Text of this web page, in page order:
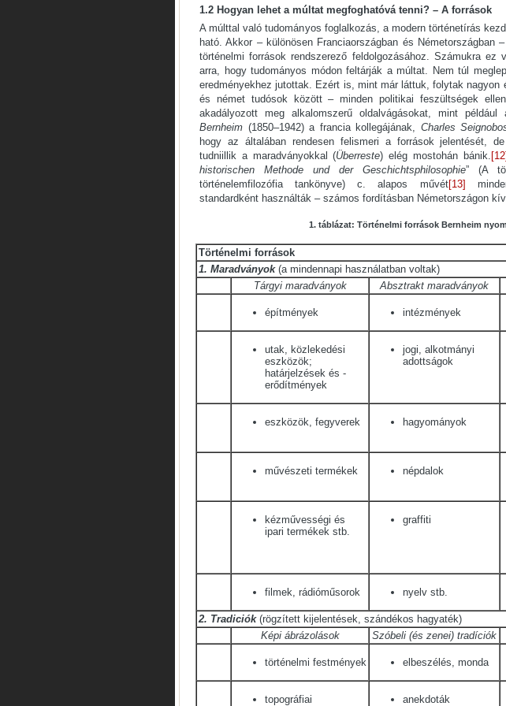
1.2 Hogyan lehet a múltat megfoghatóvá tenni? – A források
A múlttal való tudományos foglalkozás, a modern történetírás
ható. Akkor – különösen Franciaországban és Németországban
történelmi források rendszerező feldolgozásához. Számukra ez
arra, hogy tudományos módon feltárják a múltat. Nem túl
ered­ményekhez jutottak. Ezért is, mint már láttuk, folytak nagyon
és német tudósok között – min­den politikai feszültségek
akadályozott meg alkalomszerű oldalvágásokat, mint
Bernheim (1850–1942) a francia kollegájának, Charles
hogy az általában rendesen felismeri a források jelentését,
tudniillik a maradványok­kal (Überreste) elég mostohán bánik. [12]
historischen Methode und der Geschichtsphilosophie” (A
történelemfilozófia tankönyve) c. alapos művét[13]
standardként használták – számos fordításban Németországon
1. táblázat: Történelmi források Bernheim
Történelmi források
1. Maradványok(a mindennapi használatban voltak)
Tárgyi maradványok
Absztrakt maradványok
építmények intézmények
utak, közlekedési
eszközök;
határjelzések és -
erődítmények
jogi, alkotmányi
adottságok
eszközök, fegyverek hagyományok
művészeti termékek népdalok
kézművességi és
ipari termékek stb.
graffiti
filmek, rádióműsorok nyelv stb.
2. Tradiciók(rögzített kijelentések, szándékos hagyaték)
Képi ábrázolások
Szóbeli (és zenei) tradíciók
történelmi festmények elbeszélés, monda
topográfiai
anekdoták